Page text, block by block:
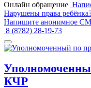
Онлайн обращение
Нарушены права
Напишите анонимное
8 (8782) 28-19-73
КЧР